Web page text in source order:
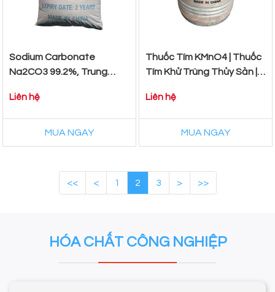
Sodium Carbonate
Na2CO3 99.2%, Trung
Liên hệ
MUA NGAY
Thuốc Tím KMnO4 | Thuốc
Tím Khử Trùng Thủy Sản |
Rẻ
Liên hệ
MUA NGAY
<< < 1 2 3 > >>
HÓA CHẤT CÔNG NGHIỆP